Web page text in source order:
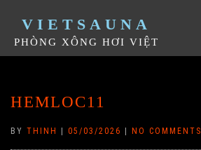
VIETSAUNA
PHÒNG XÔNG HƠI VIỆT
HEMLOC11
BY THINH 05/03/2026 NO COMMENTS